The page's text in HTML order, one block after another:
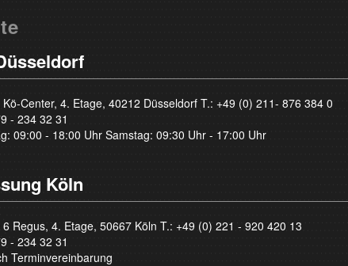
Center, 4. Etage, 40212 Düsseldorf T.: +49 (0) 211- 876 384 0
- 234 32 31
09:00 - 18:00 Uhr Samstag: 09:30 Uhr - 17:00 Uhr
Köln
Regus, 4. Etage, 50667 Köln T.: +49 (0) 221 - 920 420 13
- 234 32 31
Terminvereinbarung